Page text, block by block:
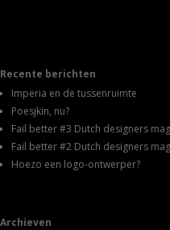
Recente berichten
Imperia en de tussenruimte
Poesjkin, nu?
Fail better #3 Dutch designers
Fail better #2 Dutch designers
Hoezo een logo-ontwerper?
Archieven